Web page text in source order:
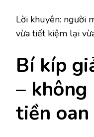
Lời khuyên: người
vừa tiết kiệm lại
Bí kíp
–
tiền oan